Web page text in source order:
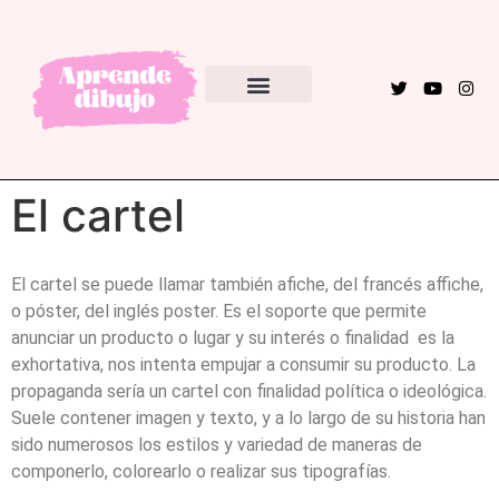
El cartel
El cartel se puede llamar también afiche, del francés affiche,
o póster, del inglés poster. Es el soporte que permite
anunciar un producto o lugar y su interés o finalidad es la
exhortativa, nos intenta empujar a consumir su producto. La
propaganda sería un cartel con finalidad política o ideológica.
Suele contener imagen y texto, y a lo largo de su historia han
sido numerosos los estilos y variedad de maneras de
componerlo, colorearlo o realizar sus tipografías.